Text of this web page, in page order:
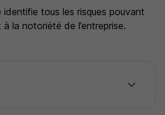
tous les risques pouvant
la notoriété de l’entreprise.